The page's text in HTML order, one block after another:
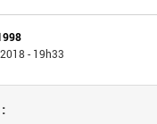
- 19h33